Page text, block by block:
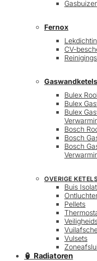
Fernox
CV-
Gaswandketels
Bulex
Bulex
Bulex
Bosch
Bosch
Bosch
OVERIGE
Buis
Pellets
Vulsets
🏮 Radiatoren